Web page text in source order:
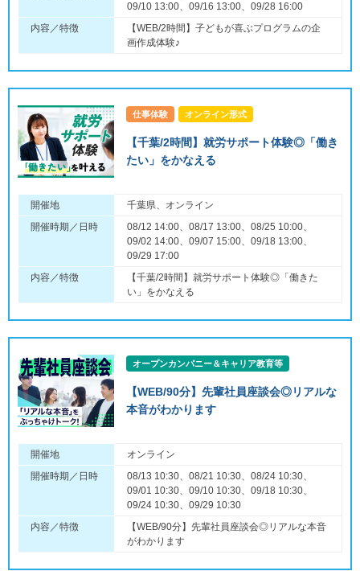
09/10 13:00、09/16 13:00、09/28 16:00
内容／特徴
【WEB/2時間】子どもが喜ぶプログラムの企
画作成体験♪
仕事体験 オンライン形式
【千葉/2時間】就労サポート体験◎「働き
たい」をかなえる
開催地
千葉県、オンライン
開催時期／日時
08/12 14:00、08/17 13:00、08/25 10:00、
09/02 14:00、09/07 15:00、09/18 13:00、
09/29 17:00
内容／特徴
【千葉/2時間】就労サポート体験◎「働きた
い」をかなえる
オープンカンパニー＆キャリア教育等
【WEB/90分】先輩社員座談会◎リアルな
本音がわかります
開催地
オンライン
開催時期／日時
08/13 10:30、08/21 10:30、08/24 10:30、
09/01 10:30、09/10 10:30、09/18 10:30、
09/24 10:30、09/29 10:30
内容／特徴
【WEB/90分】先輩社員座談会◎リアルな本音
がわかります